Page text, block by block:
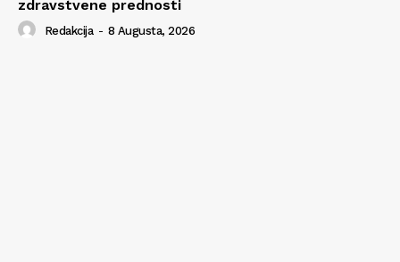
zdravstvene prednosti
Redakcija - 8 Augusta, 2026